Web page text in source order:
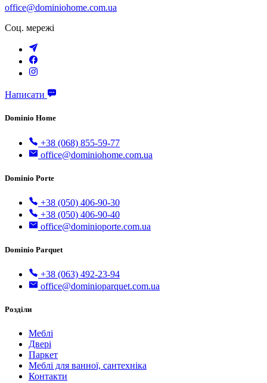
office@dominiohome.com.ua
Соц. мережі
Написати
Dominio Home
+38 (068) 855-59-77
office@dominiohome.com.ua
Dominio Porte
+38 (050) 406-90-30
+38 (050) 406-90-40
office@dominioporte.com.ua
Dominio Parquet
+38 (063) 492-23-94
office@dominioparquet.com.ua
Розділи
Меблі
Двері
Паркет
Меблі для ванної, сантехніка
Контакти